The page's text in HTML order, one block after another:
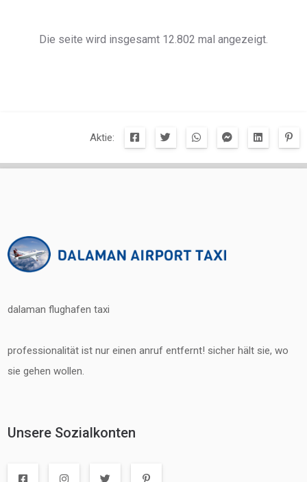
Die seite wird insgesamt 12.802 mal angezeigt.
Aktie:
dalaman flughafen taxi
professionalität ist nur einen anruf entfernt! sicher hält sie, wo
sie gehen wollen.
Unsere Sozialkonten